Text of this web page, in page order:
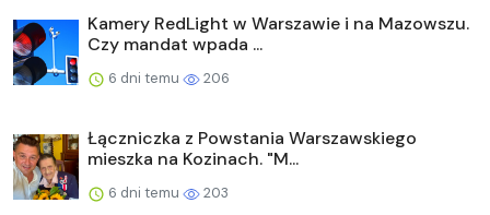
Kamery RedLight w Warszawie i na Mazowszu.
Czy mandat wpada ...
6 dni temu 206
Łączniczka z Powstania Warszawskiego
mieszka na Kozinach. "M...
6 dni temu 203